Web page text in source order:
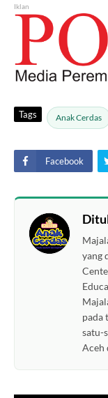
Iklan
Tags Anak Cerdas
Facebook
yang
pada
satu-
Aceh